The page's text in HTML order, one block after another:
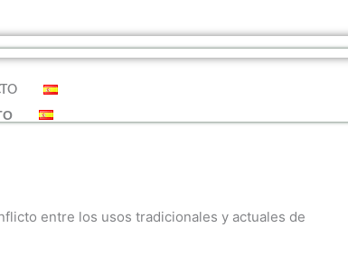
entre los usos tradicionales y actuales de